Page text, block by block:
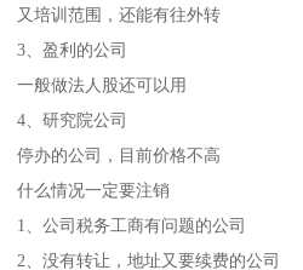
又培训范围，还能有往外转
3、盈利的公司
一般做法人股还可以用
4、研究院公司
停办的公司，目前价格不高
什么情况一定要注销
1、公司税务工商有问题的公司
2、没有转让，地址又要续费的公司